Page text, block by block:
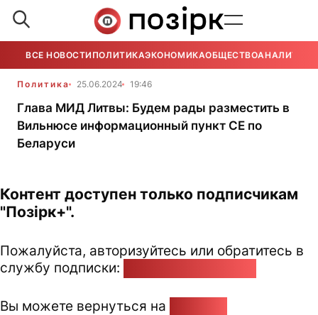
ВСЕ НОВОСТИ ПОЛИТИКАЭКОНОМИКАОБЩЕСТВОАНАЛИТИКА
Политика 25.06.2024 19:46
Глава МИД Литвы: Будем рады разместить в
Вильнюсе информационный пункт СЕ по
Беларуси
Контент доступен только подписчикам
"Позірк+".
Пожалуйста, авторизуйтесь или обратитесь в
службу подписки:
Вы можете вернуться на